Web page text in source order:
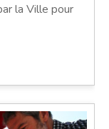
la Ville pour